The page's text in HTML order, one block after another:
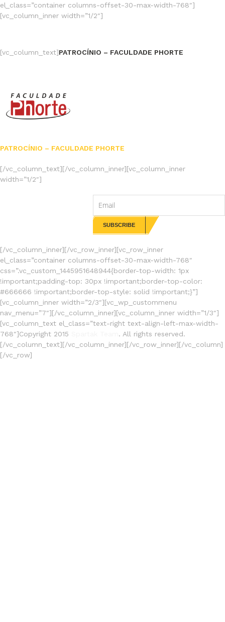
el_class=”container columns-offset-30-max-width-768″]
[vc_column_inner width=”1/2″]
[vc_column_text]PATROCÍNIO – FACULDADE PHORTE
PATROCÍNIO – FACULDADE PHORTE
[/vc_column_text][/vc_column_inner][vc_column_inner
width=”1/2″]
[/vc_column_inner][/vc_row_inner][vc_row_inner
el_class=”container columns-offset-30-max-width-768″
css=”.vc_custom_1445951648944{border-top-width: 1px
!important;padding-top: 30px !important;border-top-color:
#666666 !important;border-top-style: solid !important;}”]
[vc_column_inner width=”2/3″][vc_wp_custommenu
nav_menu=”7″][/vc_column_inner][vc_column_inner width=”1/3″]
[vc_column_text el_class=”text-right text-align-left-max-width-
768″]Copyright 2015
. All rights reserved.
[/vc_column_text][/vc_column_inner][/vc_row_inner][/vc_column]
[/vc_row]